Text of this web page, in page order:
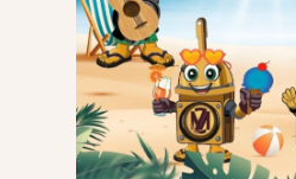
RIMANI
Clicca qui e
rimanere